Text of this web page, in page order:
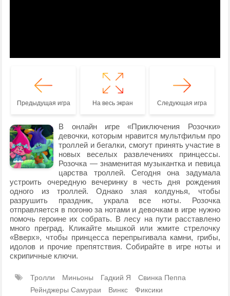
Предыдущая игра На весь экран Следующая игра
В онлайн игре «Приключения Розочки»
девочки, которым нравится мультфильм про
троллей и бегалки, смогут принять участие в
новых веселых развлечениях принцессы.
Розочка — знаменитая музыкантка и певица
царства троллей. Сегодня она задумала
устроить очередную вечеринку в честь дня рождения
одного из троллей. Однако злая колдунья, чтобы
разрушить праздник, украла все ноты. Розочка
отправляется в погоню за нотами и девочкам в игре нужно
помочь героине их собрать. В лесу на пути расставлено
много преград. Кликайте мышкой или жмите стрелочку
«Вверх», чтобы принцесса перепрыгивала камни, грибы,
идолов и прочие препятствия. Собирайте в игре ноты и
скрипичные ключи.
Тролли Миньоны Гадкий Я
Свинка Пеппа
Рейнджеры Самураи
Винкс
Фиксики